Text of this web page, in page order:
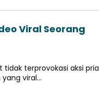
Viral Seorang
tidak terprovokasi aksi pria
viral…